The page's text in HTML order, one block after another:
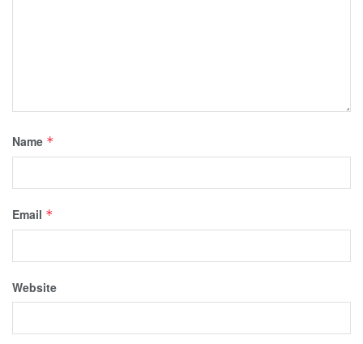
Name *
Email *
Website